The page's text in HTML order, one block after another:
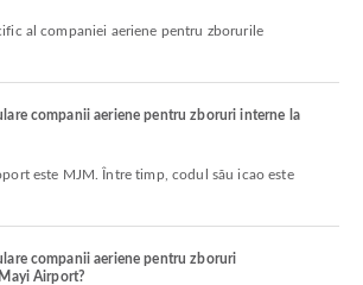
companii aeriene pentru zboruri interne la
companii aeriene pentru zboruri
Airport?